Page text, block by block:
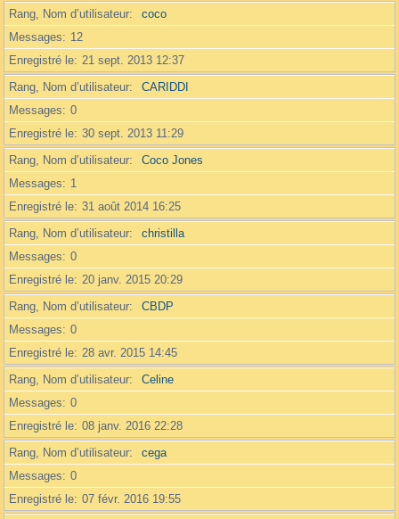
Rang, Nom d’utilisateur
coco
Messages
12
Enregistré le 21 sept. 2013 12:37
Rang, Nom d’utilisateur
CARIDDI
Messages
0
Enregistré le 30 sept. 2013 11:29
Rang, Nom d’utilisateur
Coco Jones
Messages
1
Enregistré le 31 août 2014 16:25
Rang, Nom d’utilisateur
christilla
Messages
0
Enregistré le 20 janv. 2015 20:29
Rang, Nom d’utilisateur
CBDP
Messages
0
Enregistré le 28 avr. 2015 14:45
Rang, Nom d’utilisateur
Celine
Messages
0
Enregistré le 08 janv. 2016 22:28
Rang, Nom d’utilisateur
cega
Messages
0
Enregistré le 07 févr. 2016 19:55